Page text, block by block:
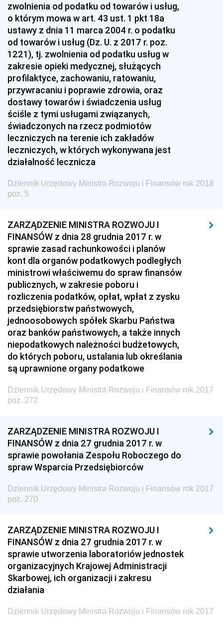
Dziennik Urzędowy Wyższego Urzędu Górniczego
Dziennik Urzędowy Prezesa Urzędu Transportu
Kolejowego
Dziennik Urzędowy Ministra Przedsiębiorczości i
Technologii
Dziennik Urzędowy Ministra Inwestycji i Rozwoju
Dziennik Urzędowy Naczelnego Dyrektora Archiwów
Państwowych
Dziennik Urzędowy Ministra Finansów, Inwestycji i
Rozwoju
Dziennik Urzędowy Ministra Klimatu
Dziennik Urzędowy Ministra Funduszy i Polityki
Dziennik Urzędowy Ministra Aktywów Państwowych
Dziennik Urzędowy Ministra Zdrowia
Dziennik Urzędowy Ministra Środowiska i Głównego
Inspektora Ochrony Środowiska
Dziennik Urzędowy Ministra Klimatu i Środowiska
Dziennik Urzędowy Ministerstwa Kultury, Dziedzictwa
Narodowego i Sportu
Dziennik Urzędowy Ministra Finansów, Funduszy i
Polityki Regionalnej
Dziennik Urzędowy Ministra Rozwoju, Pracy i
Technologii
Dziennik Urzędowy Ministra Kultury, Dziedzictwa
Narodowego i Sportu
Społecznej
Dziennik Urzędowy Komendy Głównej Straży
Granicznej
Dziennik Urzędowy Głównego Inspektoratu Transportu
Drogowego
Dziennik Urzędowy Narodowego Banku Polskiego
Dziennik Urzędowy Ministra Pracy i Polityki
Społecznej
Dziennik Urzędowy Ministra Transportu, Budownictwa
i Gospodarki Morskiej
Dziennik Urzędowy Ministra Rozwoju i Technologii
Dziennik Urzędowy Ministra Spraw Zagranicznych
zwolnienia od podatku od towarów i usług,
o którym mowa w art. 43 ust. 1 pkt 18a
ustawy z dnia 11 marca 2004 r. o podatku
od towarów i usług (Dz. U. z 2017 r. poz.
1221), tj. zwolnienia od podatku usług w
zakresie opieki medycznej, służących
profilaktyce, zachowaniu, ratowaniu,
przywracaniu i poprawie zdrowia, oraz
dostawy towarów i świadczenia usług
ściśle z tymi usługami związanych,
świadczonych na rzecz podmiotów
leczniczych na terenie ich zakładów
leczniczych, w których wykonywana jest
działalność lecznicza
Dziennik Urzędowy Ministra Rozwoju i Finansów rok 2018
poz. 5
ZARZĄDZENIE MINISTRA ROZWOJU I
FINANSÓW z dnia 28 grudnia 2017 r. w
sprawie zasad rachunkowości i planów
kont dla organów podatkowych podległych
ministrowi właściwemu do spraw finansów
publicznych, w zakresie poboru i
rozliczenia podatków, opłat, wpłat z zysku
przedsiębiorstw państwowych,
jednoosobowych spółek Skarbu Państwa
oraz banków państwowych, a także innych
niepodatkowych należności budżetowych,
do których poboru, ustalania lub określania
są uprawnione organy podatkowe
Dziennik Urzędowy Ministra Rozwoju i Finansów rok 2017
poz. 272
ZARZĄDZENIE MINISTRA ROZWOJU I
FINANSÓW z dnia 27 grudnia 2017 r. w
sprawie powołania Zespołu Roboczego do
spraw Wsparcia Przedsiębiorców
Dziennik Urzędowy Ministra Rozwoju i Finansów rok 2017
poz. 270
ZARZĄDZENIE MINISTRA ROZWOJU I
FINANSÓW z dnia 27 grudnia 2017 r. w
sprawie utworzenia laboratoriów jednostek
organizacyjnych Krajowej Administracji
Skarbowej, ich organizacji i zakresu
działania
Dziennik Urzędowy Ministra Rozwoju i Finansów rok 2017